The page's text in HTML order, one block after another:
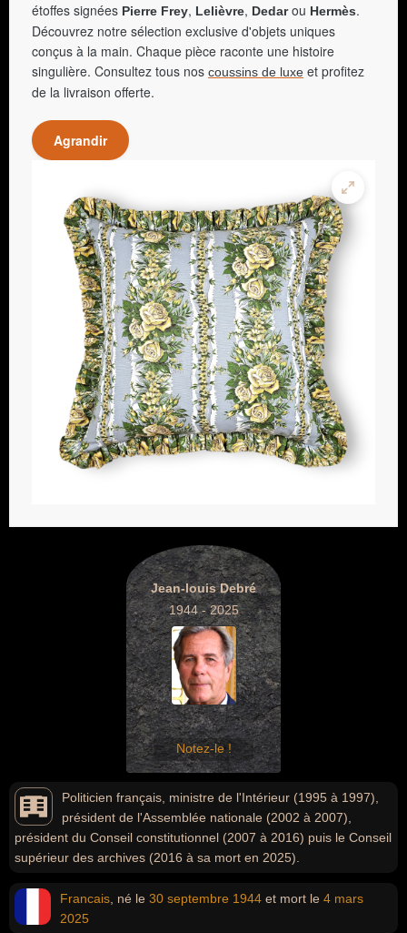
étoffes signées Pierre Frey, Lelièvre, Dedarou Hermès.
Découvrez notre sélection exclusive d'objets uniques
conçus à la main. Chaque pièce raconte une histoire
singulière. Consultez tous nos coussins de luxe et profitez
de la livraison offerte.
Agrandir
Jean-louis Debré
1944 - 2025
Notez-le !
Politicien français, ministre de l'Intérieur (1995 à 1997),
président de l'Assemblée nationale (2002 à 2007),
président du Conseil constitutionnel (2007 à 2016) puis le Conseil
supérieur des archives (2016 à sa mort en 2025).
Francais , né le 30 septembre 1944 et mort le 4 mars
2025